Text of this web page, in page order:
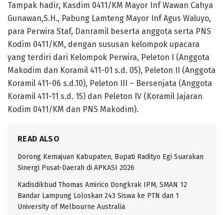
Tampak hadir, Kasdim 0411/KM Mayor Inf Wawan Cahya
Gunawan,S.H., Pabung Lamteng Mayor Inf Agus Waluyo,
para Perwira Staf, Danramil beserta anggota serta PNS
Kodim 0411/KM, dengan sususan kelompok upacara
yang terdiri dari Kelompok Perwira, Peleton I (Anggota
Makodim dan Koramil 411-01 s.d. 05), Peleton II (Anggota
Koramil 411-06 s.d.10), Peleton III – Bersenjata (Anggota
Koramil 411-11 s.d. 15) dan Peleton IV (Koramil Jajaran
Kodim 0411/KM dan PNS Makodim).
READ ALSO
Dorong Kemajuan Kabupaten, Bupati Radityo Egi Suarakan
Sinergi Pusat-Daerah di APKASI 2026
Kadisdikbud Thomas Amirico Dongkrak IPM, SMAN 12
Bandar Lampung Loloskan 243 Siswa ke PTN dan 1
University of Melbourne Australia